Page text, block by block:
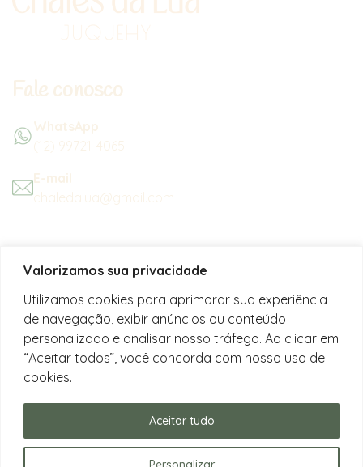
Valorizamos sua privacidade
Utilizamos cookies para aprimorar sua experiência
de navegação, exibir anúncios ou conteúdo
personalizado e analisar nosso tráfego. Ao clicar em
“Aceitar todos”, você concorda com nosso uso de
cookies.
Aceitar tudo
Fale conosco
WhatsApp
(12) 99721-4065
E-mail
chaledalua@gmail.com
na bela praia de Juquehy.
Instagram
@chalesdaluajuquehy
Facebook
Chalés da Lua Juquehy